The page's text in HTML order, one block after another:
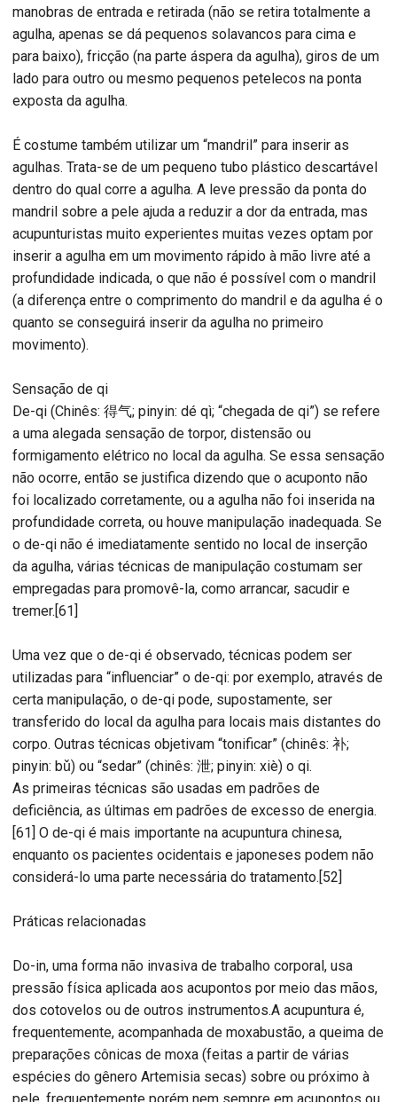
manobras de entrada e retirada (não se retira totalmente a
agulha, apenas se dá pequenos solavancos para cima e
para baixo), fricção (na parte áspera da agulha), giros de um
lado para outro ou mesmo pequenos petelecos na ponta
exposta da agulha.
É costume também utilizar um “mandril” para inserir as
agulhas. Trata-se de um pequeno tubo plástico descartável
dentro do qual corre a agulha. A leve pressão da ponta do
mandril sobre a pele ajuda a reduzir a dor da entrada, mas
acupunturistas muito experientes muitas vezes optam por
inserir a agulha em um movimento rápido à mão livre até a
profundidade indicada, o que não é possível com o mandril
(a diferença entre o comprimento do mandril e da agulha é o
quanto se conseguirá inserir da agulha no primeiro
movimento).
Sensação de qi
De-qi (Chinês: 得气; pinyin: dé qì; “chegada de qi”) se refere
a uma alegada sensação de torpor, distensão ou
formigamento elétrico no local da agulha. Se essa sensação
não ocorre, então se justifica dizendo que o acuponto não
foi localizado corretamente, ou a agulha não foi inserida na
profundidade correta, ou houve manipulação inadequada. Se
o de-qi não é imediatamente sentido no local de inserção
da agulha, várias técnicas de manipulação costumam ser
empregadas para promovê-la, como arrancar, sacudir e
tremer.[61]
Uma vez que o de-qi é observado, técnicas podem ser
utilizadas para “influenciar” o de-qi: por exemplo, através de
certa manipulação, o de-qi pode, supostamente, ser
transferido do local da agulha para locais mais distantes do
corpo. Outras técnicas objetivam “tonificar” (chinês: 补;
pinyin: bǔ) ou “sedar” (chinês: 泄; pinyin: xiè) o qi.
As primeiras técnicas são usadas em padrões de
deficiência, as últimas em padrões de excesso de energia.
[61] O de-qi é mais importante na acupuntura chinesa,
enquanto os pacientes ocidentais e japoneses podem não
considerá-lo uma parte necessária do tratamento.[52]
Práticas relacionadas
Do-in, uma forma não invasiva de trabalho corporal, usa
pressão física aplicada aos acupontos por meio das mãos,
dos cotovelos ou de outros instrumentos.A acupuntura é,
frequentemente, acompanhada de moxabustão, a queima de
preparações cônicas de moxa (feitas a partir de várias
espécies do gênero Artemisia secas) sobre ou próximo à